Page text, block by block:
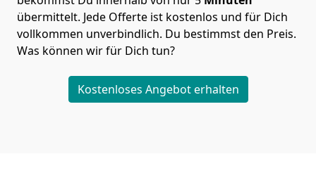
übermittelt. Jede Offerte ist kostenlos und für Dich
vollkommen unverbindlich. Du bestimmst den Preis.
Was können wir für Dich tun?
Kostenloses Angebot erhalten